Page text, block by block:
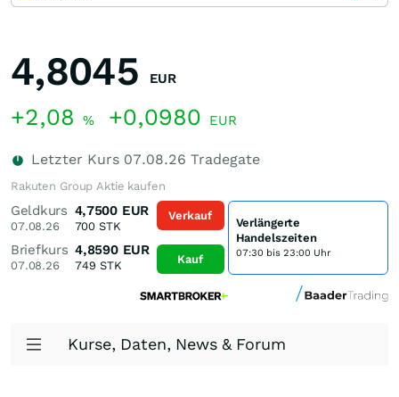
4,8045 EUR
+2,08 % +0,0980 EUR
Letzter Kurs 07.08.26 Tradegate
Rakuten Group Aktie kaufen
Geldkurs
07.08.26
4,7500 EUR
700 STK
Briefkurs
07.08.26
4,8590 EUR
749 STK
Verkauf
Kauf
Verlängerte
Handelszeiten
07:30 bis 23:00 Uhr
Kurse, Daten, News & Forum